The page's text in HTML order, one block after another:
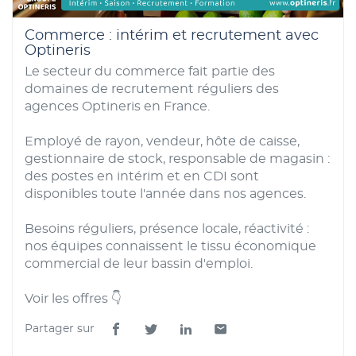
Commerce : intérim et recrutement avec
Optineris
Le secteur du commerce fait partie des
domaines de recrutement réguliers des
agences Optineris en France.
Employé de rayon, vendeur, hôte de caisse,
gestionnaire de stock, responsable de magasin :
des postes en intérim et en CDI sont
disponibles toute l'année dans nos agences.
Besoins réguliers, présence locale, réactivité :
nos équipes connaissent le tissu économique
commercial de leur bassin d'emploi.
Voir les offres 👇
Partager sur
Lien
Lien
Lien
Lien